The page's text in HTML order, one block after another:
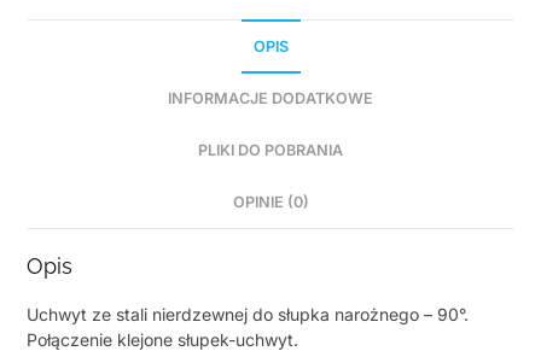
OPIS
INFORMACJE DODATKOWE
PLIKI DO POBRANIA
OPINIE (0)
Opis
Uchwyt ze stali nierdzewnej do słupka narożnego – 90°.
Połączenie klejone słupek-uchwyt.